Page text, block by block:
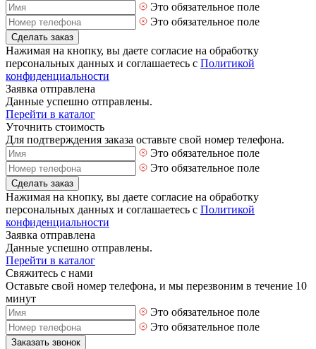
Это обязательное поле
Это обязательное поле
Сделать заказ
Нажимая на кнопку, вы даете согласие на обработку
персональных данных и соглашаетесь с Политикой
конфиденциальности
Заявка отправлена
Данные успешно отправлены.
Перейти в каталог
Уточнить стоимость
Для подтверждения заказа оставьте свой номер телефона.
Это обязательное поле
Это обязательное поле
Сделать заказ
Нажимая на кнопку, вы даете согласие на обработку
персональных данных и соглашаетесь с Политикой
конфиденциальности
Заявка отправлена
Данные успешно отправлены.
Перейти в каталог
Свяжитесь с нами
Оставьте свой номер телефона, и мы перезвоним в течение 10
минут
Это обязательное поле
Это обязательное поле
Заказать звонок